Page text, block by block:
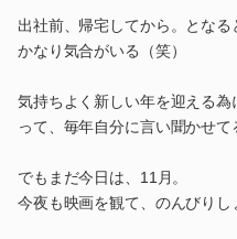
出社前、帰宅してから。となる
かなり気合がいる（笑）
気持ちよく新しい年を迎える為
って、毎年自分に言い聞かせて
でもまだ今日は、11月。
今夜も映画を観て、のんびりし